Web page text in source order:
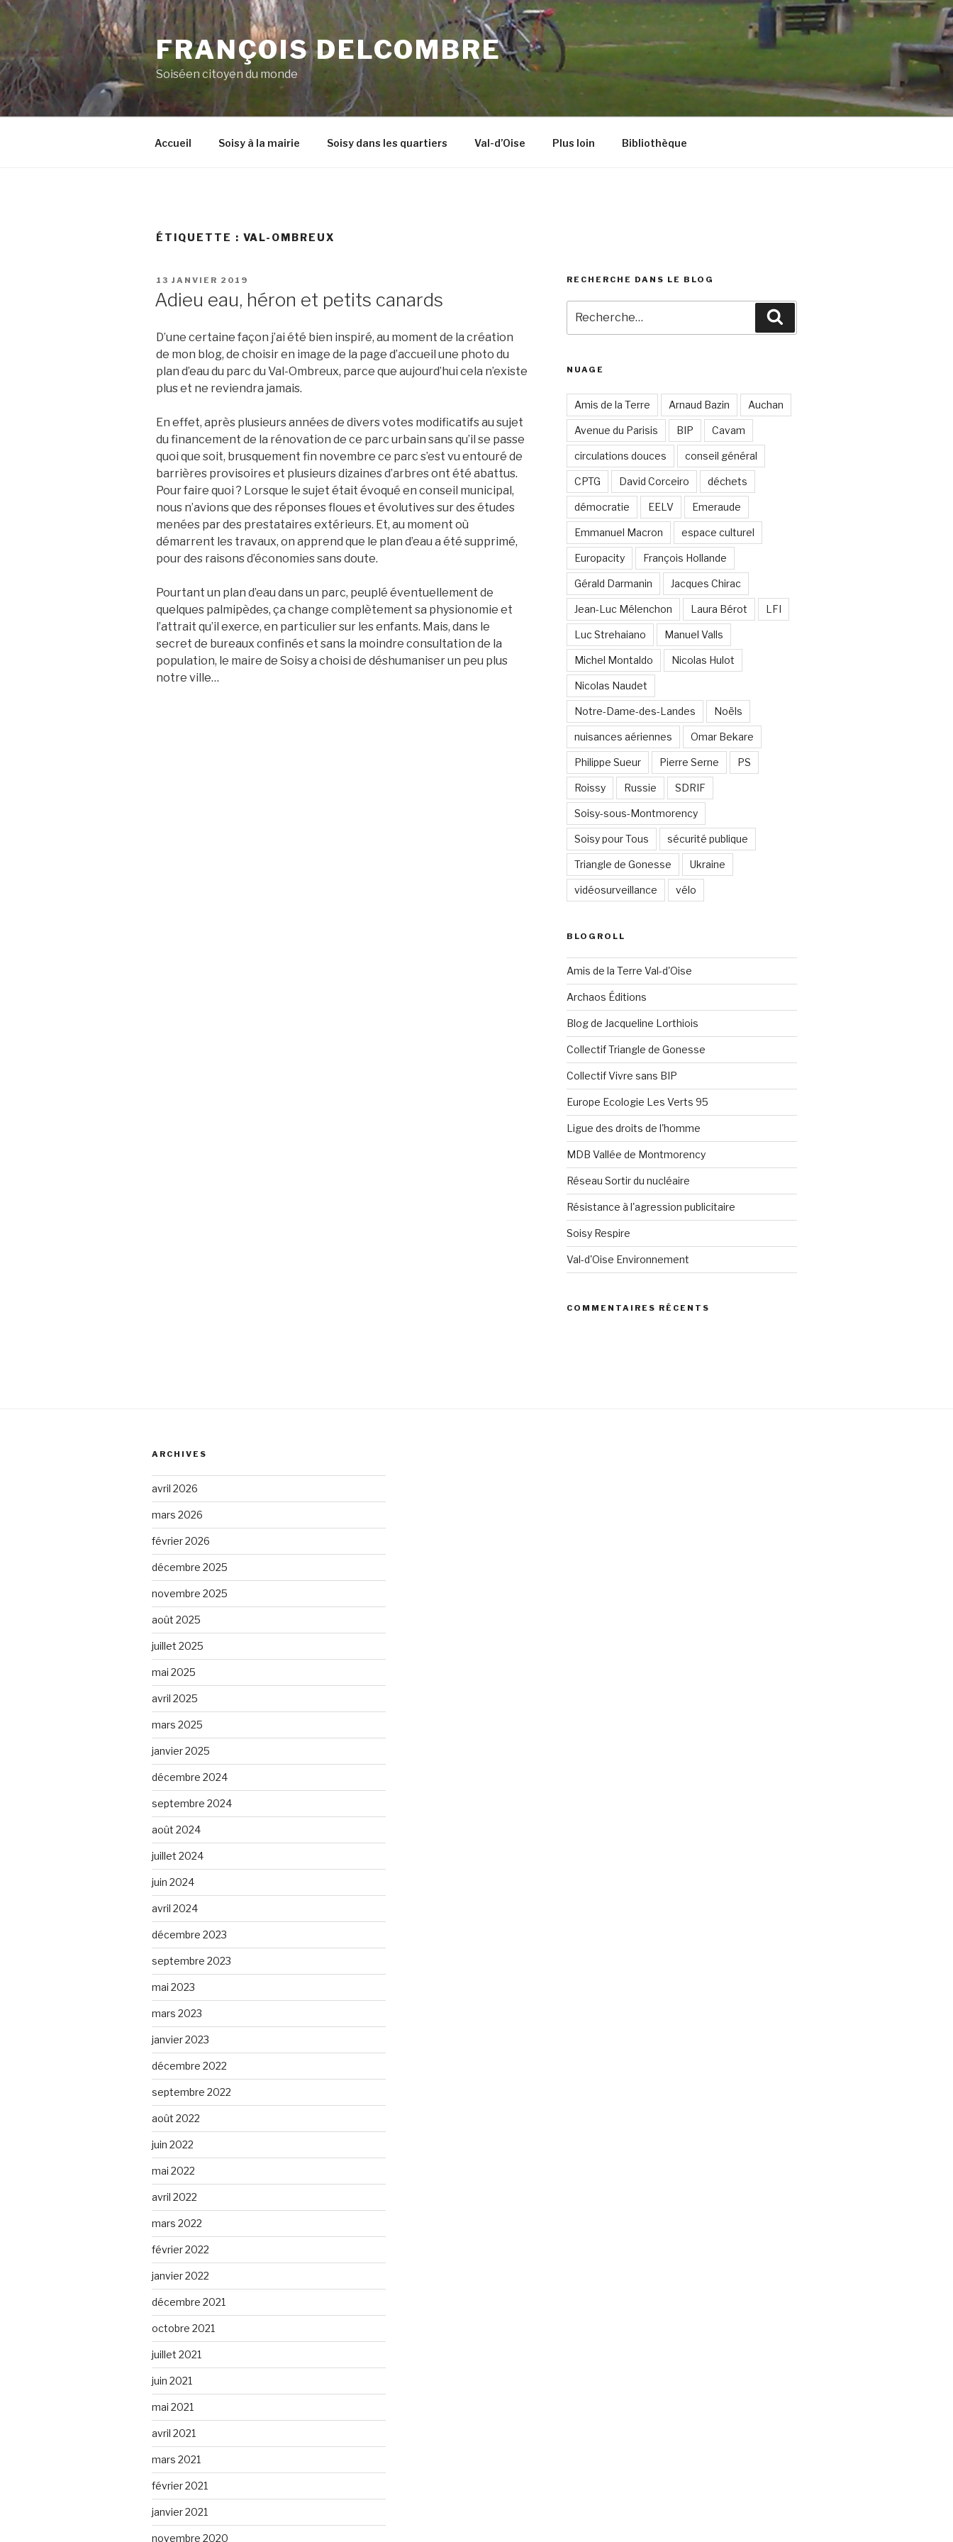
Aller
contenu
principal
FRANÇOIS DELCOMBRE
Soiséen citoyen du monde
Accueil Soisy à la mairie Soisy dans les quartiers Val-d’Oise Plus loin Bibliothèque
ÉTIQUETTE : VAL-OMBREUX
PUBLIÉ
LE
13 JANVIER 2019
Adieu eau, héron et petits canards
D’une certaine façon j’ai été bien inspiré, au moment de la création
de mon blog, de choisir en image de la page d’accueil une photo du
plan d’eau du parc du Val-Ombreux, parce que aujourd’hui cela n’existe
plus et ne reviendra jamais.
En effet, après plusieurs années de divers votes modificatifs au sujet
du financement de la rénovation de ce parc urbain sans qu’il se passe
quoi que soit, brusquement fin novembre ce parc s’est vu entouré de
barrières provisoires et plusieurs dizaines d’arbres ont été abattus.
Pour faire quoi ? Lorsque le sujet était évoqué en conseil municipal,
nous n’avions que des réponses floues et évolutives sur des études
menées par des prestataires extérieurs. Et, au moment où
démarrent les travaux, on apprend que le plan d’eau a été supprimé,
pour des raisons d’économies sans doute.
Pourtant un plan d’eau dans un parc, peuplé éventuellement de
quelques palmipèdes, ça change complètement sa physionomie et
l’attrait qu’il exerce, en particulier sur les enfants. Mais, dans le
secret de bureaux confinés et sans la moindre consultation de la
population, le maire de Soisy a choisi de déshumaniser un peu plus
notre ville…
RECHERCHE DANS LE BLOG
pour
NUAGE
Amis de la Terre Arnaud Bazin Auchan
Avenue du Parisis BIP Cavam
circulations douces conseil général
CPTG David Corceiro déchets
démocratie EELV Emeraude
Emmanuel Macron espace culturel
Europacity François Hollande
Gérald Darmanin Jacques Chirac
Jean-Luc Mélenchon Laura Bérot LFI
Luc Strehaiano Manuel Valls
Michel Montaldo Nicolas Hulot
Nicolas Naudet
Notre-Dame-des-Landes Noëls
nuisances aériennes Omar Bekare
Philippe Sueur Pierre Serne PS
Roissy Russie SDRIF
Soisy-sous-Montmorency
Soisy pour Tous sécurité publique
Triangle de Gonesse Ukraine
vidéosurveillance vélo
BLOGROLL
Amis de la Terre Val-d'Oise
Archaos Éditions
Blog de Jacqueline Lorthiois
Collectif Triangle de Gonesse
Collectif Vivre sans BIP
Europe Ecologie Les Verts 95
Ligue des droits de l'homme
MDB Vallée de Montmorency
Réseau Sortir du nucléaire
Résistance à l'agression publicitaire
Soisy Respire
Val-d'Oise Environnement
COMMENTAIRES RÉCENTS
ARCHIVES
avril 2026
mars 2026
février 2026
décembre 2025
novembre 2025
août 2025
juillet 2025
mai 2025
avril 2025
mars 2025
janvier 2025
décembre 2024
septembre 2024
août 2024
juillet 2024
juin 2024
avril 2024
décembre 2023
septembre 2023
mai 2023
mars 2023
janvier 2023
décembre 2022
septembre 2022
août 2022
juin 2022
mai 2022
avril 2022
mars 2022
février 2022
janvier 2022
décembre 2021
octobre 2021
juillet 2021
juin 2021
mai 2021
avril 2021
mars 2021
février 2021
janvier 2021
novembre 2020